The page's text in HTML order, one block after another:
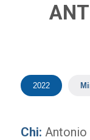
2022
Chi: Antonio